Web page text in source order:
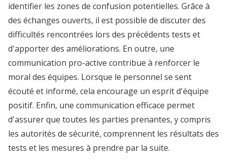
identifier les zones de confusion potentielles. Grâce à
des échanges ouverts, il est possible de discuter des
difficultés rencontrées lors des précédents tests et
d'apporter des améliorations. En outre, une
communication pro-active contribue à renforcer le
moral des équipes. Lorsque le personnel se sent
écouté et informé, cela encourage un esprit d'équipe
positif. Enfin, une communication efficace permet
d'assurer que toutes les parties prenantes, y compris
les autorités de sécurité, comprennent les résultats des
tests et les mesures à prendre par la suite.